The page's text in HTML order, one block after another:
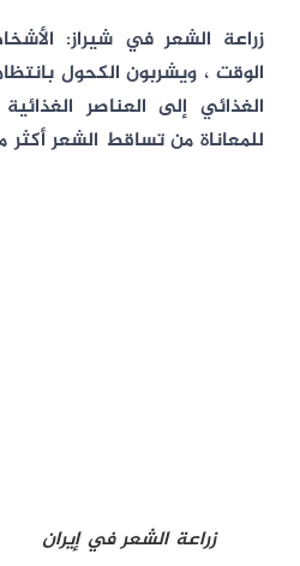
زراعة الشعر في شيراز:
الوقت ، ويشربون الكحول
الغذائي إلى العناصر
للمعاناة من تساقط الشعر أكثر
زراعة الشعر في إيران